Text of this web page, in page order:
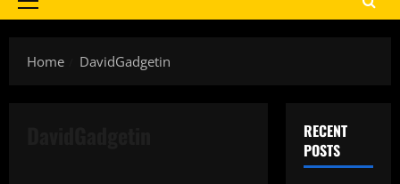
Primary
Home
DavidGadgetin
RECENT
POSTS